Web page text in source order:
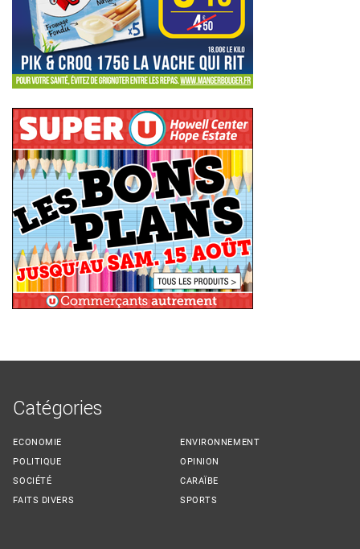
Catégories
ECONOMIE
POLITIQUE
SOCIÉTÉ
FAITS DIVERS
ENVIRONNEMENT
OPINION
CARAÏBE
SPORTS